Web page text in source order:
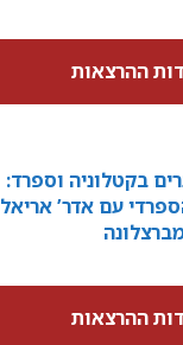
ההרצאות
בקטלוניה וספרד:
עם אדר’ אריאל
ההרצאות